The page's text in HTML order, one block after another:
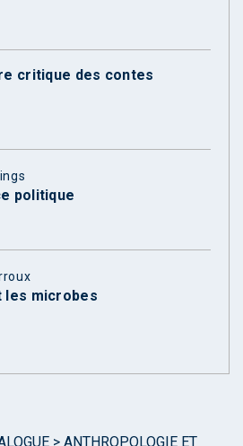
critique des contes
politique
les microbes
> ANTHROPOLOGIE ET